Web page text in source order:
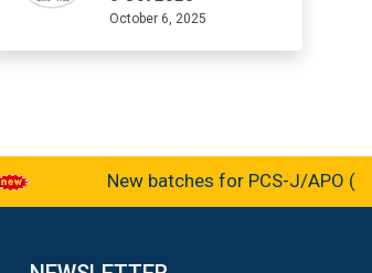
October 6, 2025
New batches for PCS-J/APO